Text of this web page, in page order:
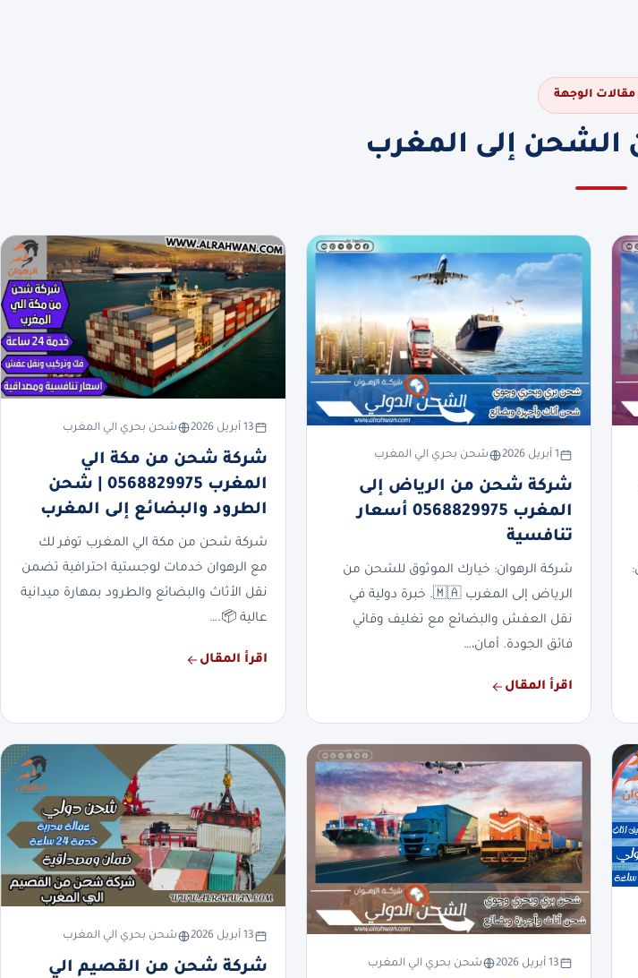
مقالات الوجهة
الشحن إلى المغرب
1 أبريل 2026 شحن بحري الي المغرب
شركة شحن من الرياض إلى
المغرب 0568829975 أسعار
تنافسية
شركة الرهوان: خيارك الموثوق للشحن من
الرياض إلى المغرب 🇲🇦. خبرة دولية في
نقل العفش والبضائع مع تغليف وقائي
فائق الجودة. أمان،…
اقرأ المقال
13 أبريل 2026 شحن بحري الي المغرب
شركة شحن من مكة الي
المغرب 0568829975 | شحن
الطرود والبضائع إلى المغرب
شركة شحن من مكة الي المغرب توفر لك
مع الرهوان خدمات لوجستية احترافية تضمن
نقل الأثاث والبضائع والطرود بمهارة ميدانية
عالية 📦.…
اقرأ المقال
13 أبريل 2026 شحن بحري الي المغرب
13 أبريل 2026 شحن بحري الي المغرب
شركة شحن من القصيم الي